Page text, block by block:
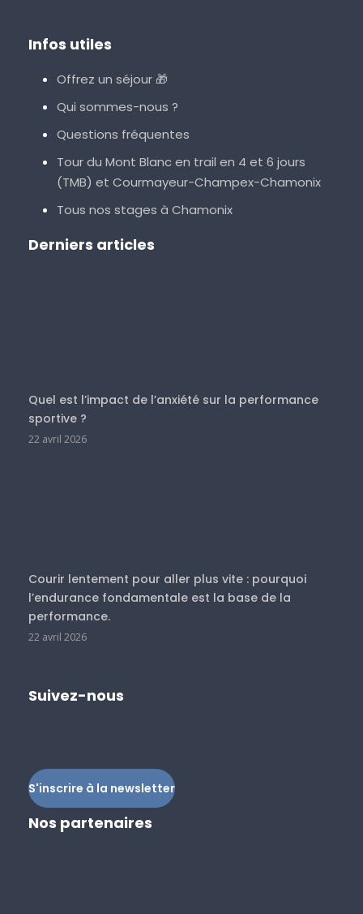
Infos utiles
Offrez un séjour 🎁
Qui sommes-nous ?
Questions fréquentes
Tour du Mont Blanc en trail en 4 et 6 jours
(TMB) et Courmayeur-Champex-Chamonix
Tous nos stages à Chamonix
Derniers articles
Quel est l’impact de l’anxiété sur la performance
sportive ?
22 avril 2026
Courir lentement pour aller plus vite : pourquoi
l’endurance fondamentale est la base de la
performance.
22 avril 2026
Suivez-nous
S'inscrire à la newsletter
Nos partenaires